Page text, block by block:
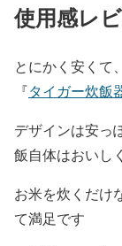
使用感レ
とにかく安くて
『タイガー炊飯
デザインは安っ
飯自体はおいし
お米を炊くだけ
て満足です